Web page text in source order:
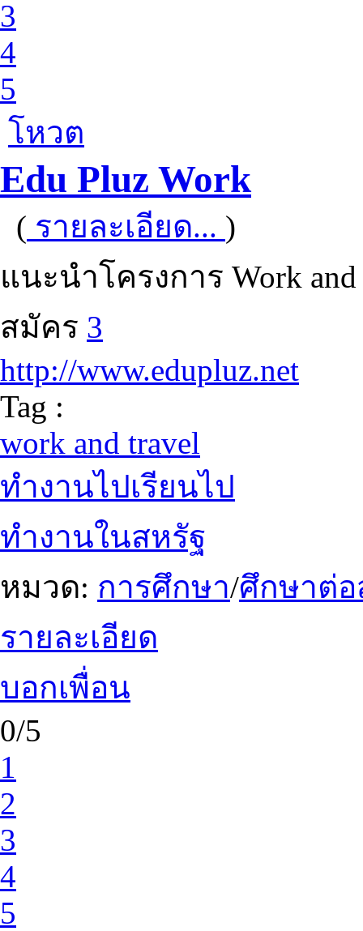
3
4
5
โหวต
Edu Pluz Work
( รายละเอียด... )
แนะนำโครงการ Work
สมัคร 3
http://www.edupluz.net
Tag :
work and travel
ทำงานไปเรียนไป
ทำงานในสหรัฐ
หมวด: การศึกษา/ศึกษาต่อ
รายละเอียด
บอกเพื่อน
0/5
1
2
3
4
5